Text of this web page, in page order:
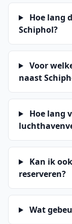
Hoe lang
Schiphol?
Voor
naast
Hoe lang
Kan ik
reserveren?
Wat